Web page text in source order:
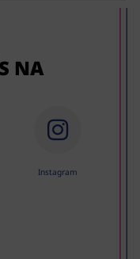
NA
Instagram